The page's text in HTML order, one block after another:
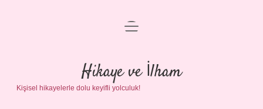
Anasayfa
Gizlilik Politikası
Yasal Uyarı
menüyü
Hikaye ve İlham
Kişisel hikayelerle dolu keyifli yolculuk!